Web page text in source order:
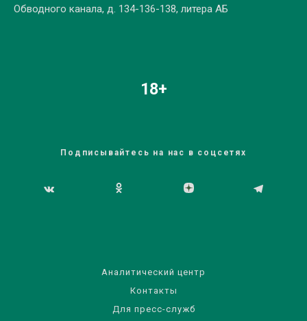
Обводного канала, д. 134-136-138, литера АБ
18+
Подписывайтесь на нас в соцсетях
Аналитический центр
Контакты
Для пресс-служб